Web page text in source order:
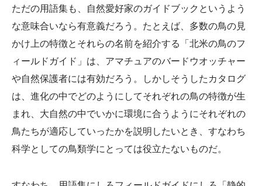
ただの用語集も、自然愛好家のガイドブックというよう
な意味合いなら有意義だろう。たとえば、多数の鳥の見
かけ上の特徴とそれらの名前を紹介する「北米の鳥のフ
ィールドガイド」は、アマチュアのバードウオッチャー
や自然保護者には有効だろう。しかしそうしたカタログ
は、進化の中でどのようにしてそれぞれの鳥の特徴が生
まれ、大自然の中でいかに環境に合うようにそれぞれの
鳥たちが適応していったかを説明したいとき、すなわち
科学としての鳥類学にとっては役立たないものだ。